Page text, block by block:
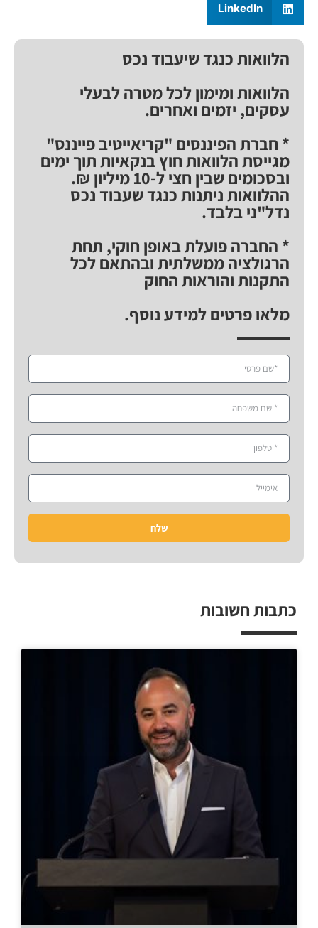
LinkedIn
הלוואות כנגד שיעבוד נכס
הלוואות ומימון לכל מטרה לבעלי
עסקים, יזמים ואחרים.
* חברת הפיננסים "קריאייטיב פייננס"
מגייסת הלוואות חוץ בנקאיות תוך ימים
ובסכומים שבין חצי ל-10 מיליון ₪.
ההלוואות ניתנות כנגד שעבוד נכס
נדל"ני בלבד.
* החברה פועלת באופן חוקי, תחת
הרגולציה ממשלתית ובהתאם לכל
התקנות והוראות החוק
מלאו פרטים למידע נוסף.
שלח
כתבות חשובות